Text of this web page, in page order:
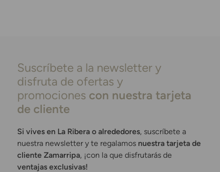
Suscríbete a la newsletter y
disfruta de ofertas y
promociones con nuestra tarjeta
de cliente
Si vives en La Ribera o alrededores, suscríbete a
nuestra newsletter y te regalamos nuestra tarjeta de
cliente Zamarripa, ¡con la que disfrutarás de
ventajas exclusivas!